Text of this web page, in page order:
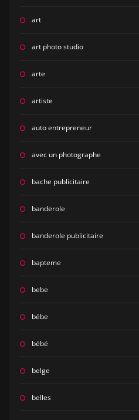
art
art photo studio
arte
artiste
auto entrepreneur
avec un photographe
bache publicitaire
banderole
banderole publicitaire
bapteme
bebe
bébe
bébé
belge
belles